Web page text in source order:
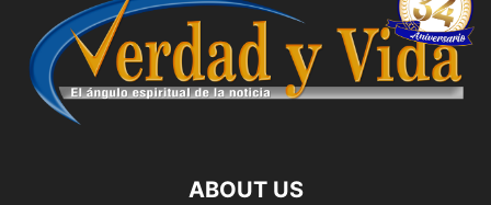
ABOUT US